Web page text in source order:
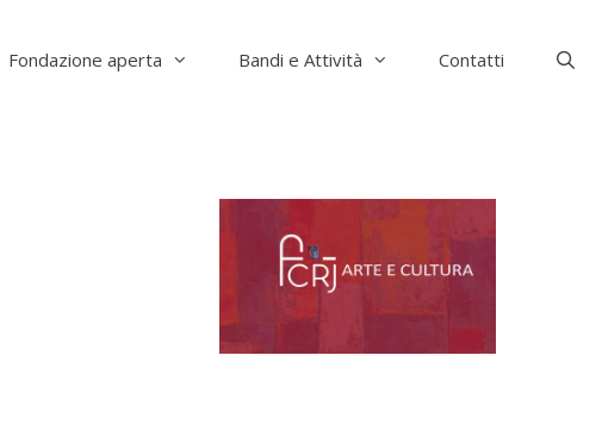
Fondazione aperta Bandi e Attività Contatti